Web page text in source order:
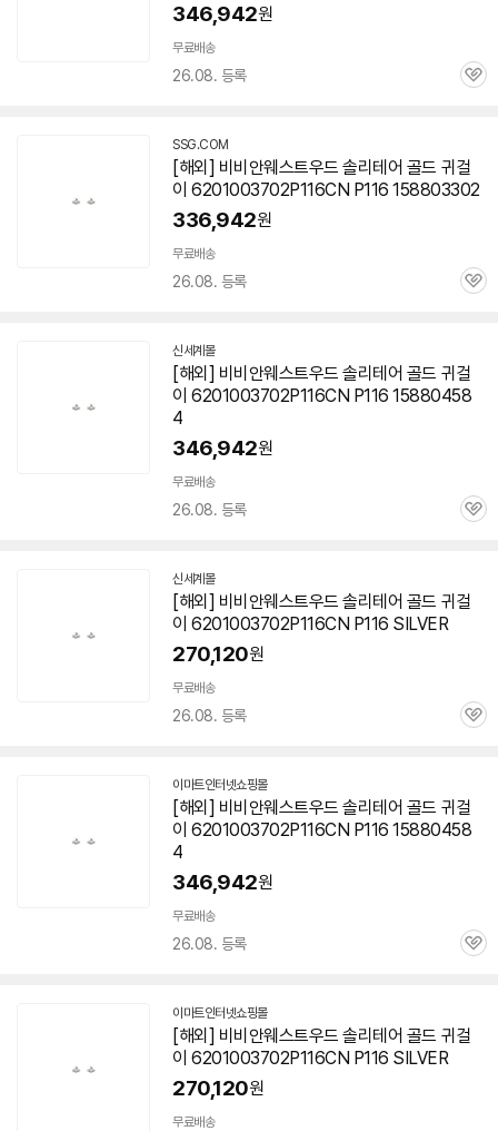
346,942원
무료배송
26.08. 등록
관
SSG.COM
[해외] 비비안웨스트우드 솔리테어 골드 귀걸
이 6201003702P116CN P116 158803302
336,942원
무료배송
26.08. 등록
관
신세계몰
[해외] 비비안웨스트우드 솔리테어 골드 귀걸
이 6201003702P116CN P116 15880458
4
346,942원
무료배송
26.08. 등록
관
신세계몰
[해외] 비비안웨스트우드 솔리테어 골드 귀걸
이 6201003702P116CN P116 SILVER
270,120원
무료배송
26.08. 등록
관
이마트인터넷쇼핑몰
[해외] 비비안웨스트우드 솔리테어 골드 귀걸
이 6201003702P116CN P116 15880458
4
346,942원
무료배송
26.08. 등록
관
이마트인터넷쇼핑몰
[해외] 비비안웨스트우드 솔리테어 골드 귀걸
이 6201003702P116CN P116 SILVER
270,120원
무료배송